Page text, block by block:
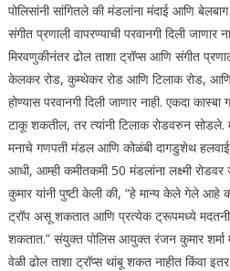
पोलिसांनी सांगितले की मंडलांना मंदाई आणि
संगीत प्रणाली वापरण्याची परवानगी दिली जाणार
मिरवणुकीनंतर ढोल ताशा ट्रॉप्स आणि संगीत
केलकर रोड, कुम्थेकर रोड आणि टिलाक रोड,
होण्यास परवानगी दिली जाणार नाही. एकदा
टाकू शकतील, तर त्यांनी टिलाक रोडवरुन सोडले.
मनाचे गणपती मंडल आणि कोळंबी दागडुशेथ हलवाई
आधी, आम्ही कमीतकमी 50 मंडलांना लक्ष्मी
कुमार यांनी पुष्टी केली की, “हे मान्य केले गेले आहे
ट्रॉप असू शकतात आणि प्रत्येक ट्रूपमध्ये
शकतात.” संयुक्त पोलिस आयुक्त रंजन कुमार शर्मा
वेळी ढोल ताशा ट्रॉप्स थांबू शकत नाहीत किंवा